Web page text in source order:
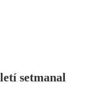
setmanal